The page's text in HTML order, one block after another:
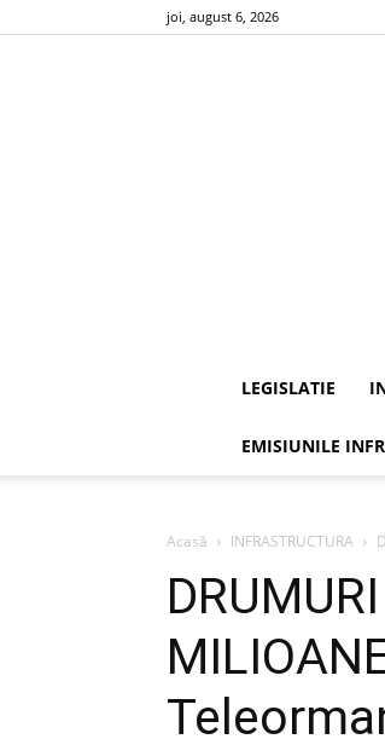
joi, august 6, 2026
LEGISLATIE
EMISIUNILE
Acasă INFRASTRUCTURA